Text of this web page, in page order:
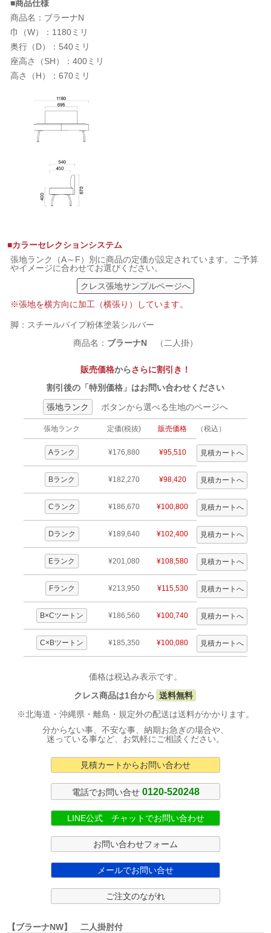
■商品仕様
商品名：ブラーナN
巾（W）：1180ミリ
奥行（D）：540ミリ
座高さ（SH）：400ミリ
高さ（H）：670ミリ
■カラーセレクションシステム
張地ランク（A～F）別に商品の定価が設定されています。ご予算
やイメージに合わせてお選びください。
クレス張地サンプルページへ
※張地を横方向に加工（横張り）しています。
脚：スチールパイプ粉体塗装シルバー
商品名： ブラーナN （二人掛）
販売価格からさらに割引き！
割引後の「特別価格」はお問い合わせください
張地ランク
ボタンから選べる生地のページへ
張地ランク 定価(税抜) 販売価格 （税込）
Aランク ¥176,880 ¥95,510
Bランク ¥182,270 ¥98,420
Cランク ¥186,670 ¥100,800
Dランク ¥189,640 ¥102,400
Eランク ¥201,080 ¥108,580
Fランク ¥213,950 ¥115,530
B×Cツートン ¥186,560 ¥100,740
C×Bツートン ¥185,350 ¥100,080
価格は税込み表示です。
クレス商品は1台から 送料無料
※北海道・沖縄県・離島・規定外の配送は送料がかかります。
分からない事、不安な事、納期お急ぎの場合や、
迷っている事など、お気軽にご相談ください。
見積カートからお問い合わせ
電話でお問い合せ 0120-520248
LINE公式 チャットでお問い合わせ
お問い合わせフォーム
メールでお問い合せ
ご注文のながれ
【ブラーナNW】 二人掛肘付